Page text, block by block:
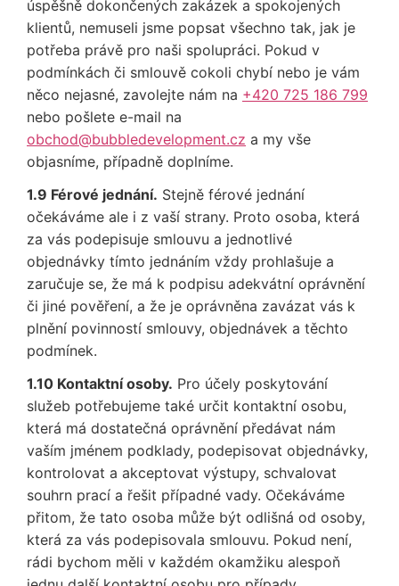
úspěšně dokončených zakázek a spokojených
klientů, nemuseli jsme popsat všechno tak, jak je
potřeba právě pro naši spolupráci. Pokud v
podmínkách či smlouvě cokoli chybí nebo je vám
něco nejasné, zavolejte nám na +420 725 186 799
nebo pošlete e-mail na
obchod@bubbledevelopment.cz a my vše
objasníme, případně doplníme.
1.9 Férové jednání. Stejně férové jednání
očekáváme ale i z vaší strany. Proto osoba, která
za vás podepisuje smlouvu a jednotlivé
objednávky tímto jednáním vždy prohlašuje a
zaručuje se, že má k podpisu adekvátní oprávnění
či jiné pověření, a že je oprávněna zavázat vás k
plnění povinností smlouvy, objednávek a těchto
podmínek.
1.10 Kontaktní osoby. Pro účely poskytování
služeb potřebujeme také určit kontaktní osobu,
která má dostatečná oprávnění předávat nám
vaším jménem podklady, podepisovat objednávky,
kontrolovat a akceptovat výstupy, schvalovat
souhrn prací a řešit případné vady. Očekáváme
přitom, že tato osoba může být odlišná od osoby,
která za vás podepisovala smlouvu. Pokud není,
rádi bychom měli v každém okamžiku alespoň